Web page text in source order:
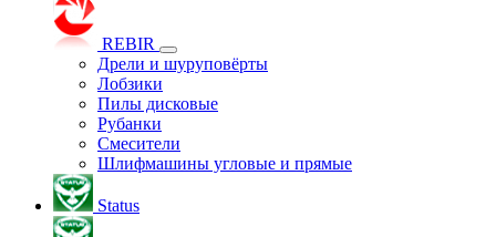
REBIR
Дрели и шуруповёрты
Лобзики
Пилы дисковые
Рубанки
Смесители
Шлифмашины угловые и прямые
Status